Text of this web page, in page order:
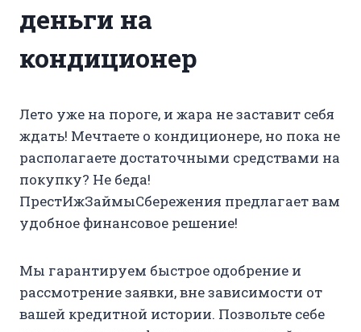
деньги на
кондиционер
Лето уже на пороге, и жара не заставит себя
ждать! Мечтаете о кондиционере, но пока не
располагаете достаточными средствами на
покупку? Не беда!
ПрестИжЗаймыСбережения предлагает вам
удобное финансовое решение!
Мы гарантируем быстрое одобрение и
рассмотрение заявки, вне зависимости от
вашей кредитной истории. Позвольте себе